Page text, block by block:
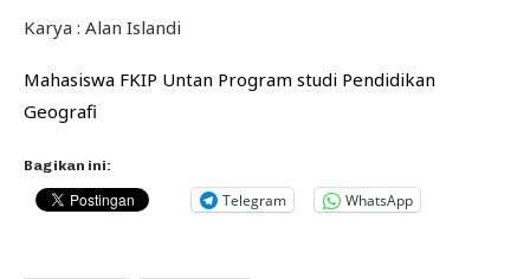
Karya : Alan Islandi
Mahasiswa FKIP Untan Program studi Pendidikan
Geografi
Bagikan ini:
Telegram WhatsApp